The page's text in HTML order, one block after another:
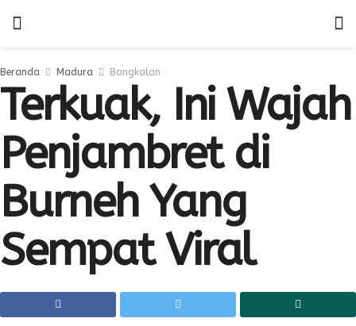
Beranda Madura Bangkalan
Terkuak, Ini Wajah
Penjambret di
Burneh Yang
Sempat Viral